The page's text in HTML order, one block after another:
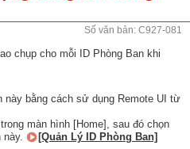
Số văn bản: C927-081
chụp cho mỗi ID Phòng Ban khi
này bằng cách sử dụng Remote UI từ
màn hình [Home], sau đó chọn
này.
[Quản Lý ID Phòng Ban]